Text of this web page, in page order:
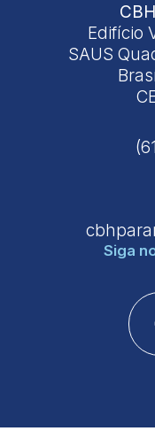
Edifício
SAUS
Siga